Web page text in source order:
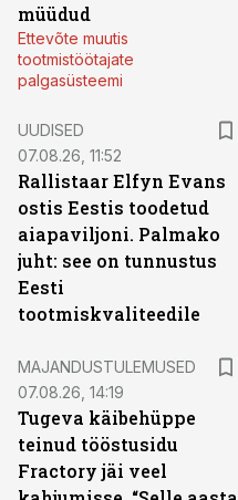
müüdud
Ettevõte muutis
tootmistöötajate
palgasüsteemi
UUDISED
07.08.26, 11:52
Rallistaar Elfyn Evans
ostis Eestis toodetud
aiapaviljoni. Palmako
juht: see on tunnustus
Eesti
tootmiskvaliteedile
MAJANDUSTULEMUSED
07.08.26, 14:19
Tugeva käibehüppe
teinud tööstusidu
Fractory jäi veel